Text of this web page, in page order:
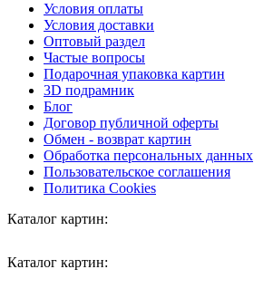
Условия оплаты
Условия доставки
Оптовый раздел
Частые вопросы
Подарочная упаковка картин
3D подрамник
Блог
Договор публичной оферты
Обмен - возврат картин
Обработка персональных данных
Пользовательское соглашения
Политика Cookies
Каталог картин:
Каталог картин: